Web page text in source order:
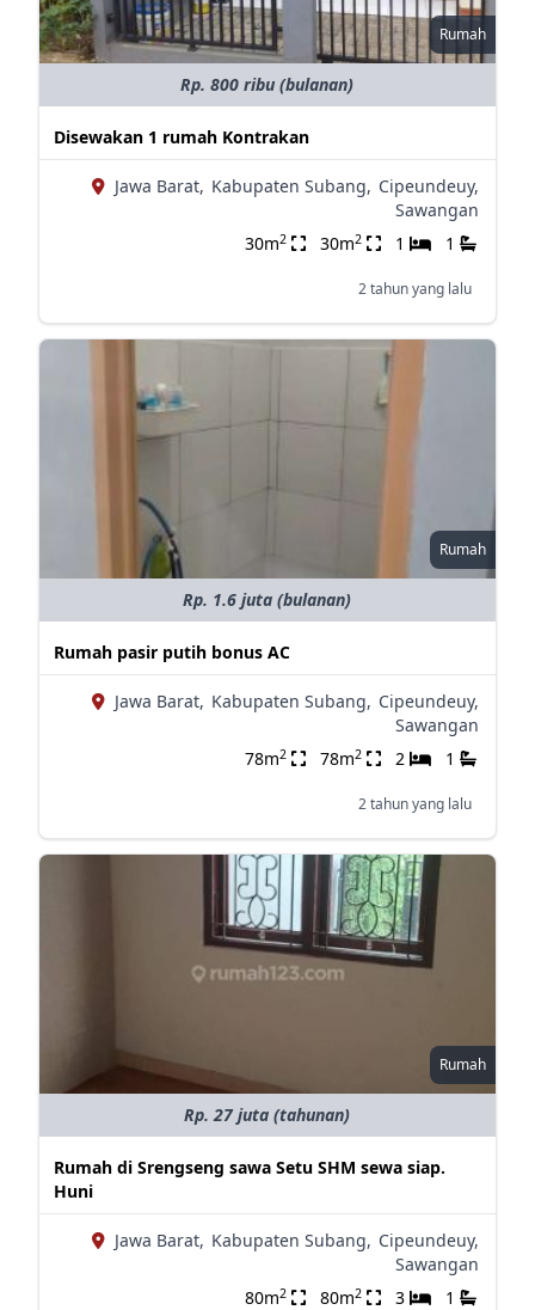
Rumah
Rp. 800 ribu (bulanan)
Disewakan 1 rumah Kontrakan
Jawa Barat, Kabupaten Subang, Cipeundeuy,
Sawangan
30m2 30m2 1 1
2 tahun yang lalu
Rumah
Rp. 1.6 juta (bulanan)
Rumah pasir putih bonus AC
Jawa Barat, Kabupaten Subang, Cipeundeuy,
Sawangan
78m2 78m2 2 1
2 tahun yang lalu
Rumah
Rp. 27 juta (tahunan)
Rumah di Srengseng sawa Setu SHM sewa siap.
Huni
Jawa Barat, Kabupaten Subang, Cipeundeuy,
Sawangan
80m2 80m2 3 1